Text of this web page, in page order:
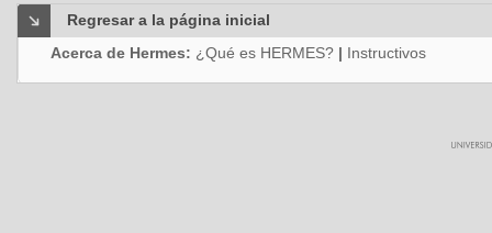
Regresar a la página inicial
Acerca de Hermes: ¿Qué es HERMES? | Instructivos